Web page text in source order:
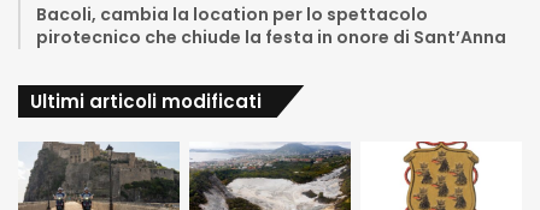
Bacoli, cambia la location per lo spettacolo
pirotecnico che chiude la festa in onore di Sant’Anna
Ultimi articoli modificati